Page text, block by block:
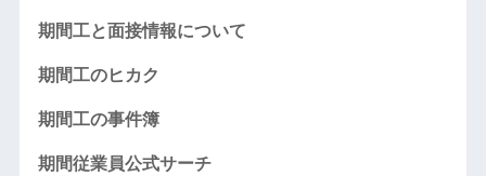
期間工と面接情報について
期間工のヒカク
期間工の事件簿
期間従業員公式サーチ